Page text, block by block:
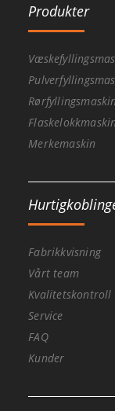
Produkter
Rørfyllingsmaskin
Flaskelokkmaskin
Merkemaskin
Fabrikkvisning
Vårt team
Kvalitetskontroll
Service
FAQ
Kunder